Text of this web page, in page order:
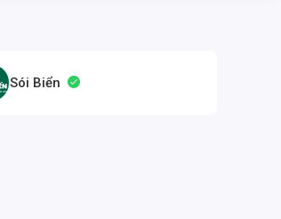
Sói Biển